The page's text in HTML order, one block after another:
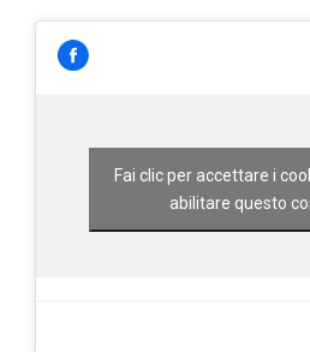
Fai clic per accettare i
abilitare questo